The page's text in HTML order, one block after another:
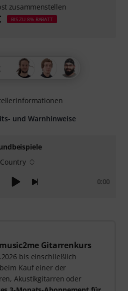
Country
0:00
Gitarrenkurs
bis einschließlich
Kauf einer der
Akustikgitarren oder
und Warnhinweise
zusammenstellen
BIS ZU 8% RABATT